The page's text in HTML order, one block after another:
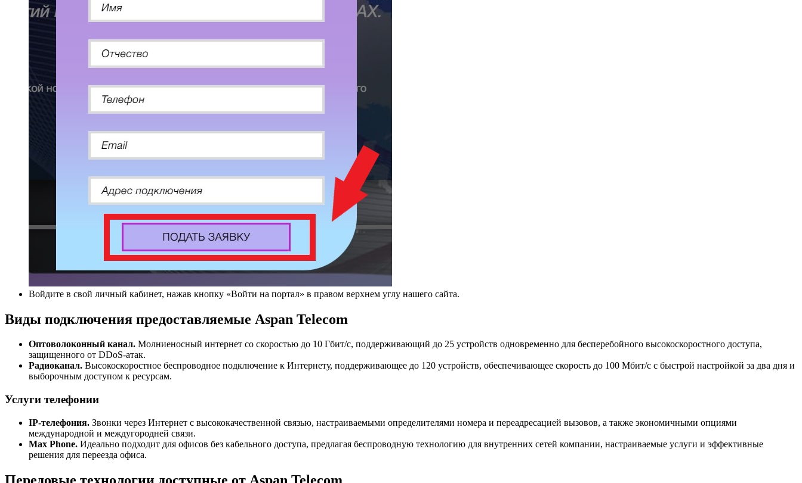
Войдите в свой личный кабинет, нажав кнопку «Войти на портал» в правом верхнем углу нашего сайта.
Виды подключения предоставляемые Aspan Telecom
Оптоволоконный канал. Молниеносный интернет со скоростью до 10 Гбит/с, поддерживающий до 25 устройств одновременно для бесперебойного высокоскоростного доступа,
защищенного от DDoS-атак.
Радиоканал. Высокоскоростное беспроводное подключение к Интернету, поддерживающее до 120 устройств, обеспечивающее скорость до 100 Мбит/с с быстрой настройкой за два дня и
выборочным доступом к ресурсам.
Услуги телефонии
IP-телефония. Звонки через Интернет с высококачественной связью, настраиваемыми определителями номера и переадресацией вызовов, а также экономичными опциями
международной и междугородней связи.
Max Phone. Идеально подходит для офисов без кабельного доступа, предлагая беспроводную технологию для внутренних сетей компании, настраиваемые услуги и эффективные
решения для переезда офиса.
Передовые технологии доступные от Aspan Telecom